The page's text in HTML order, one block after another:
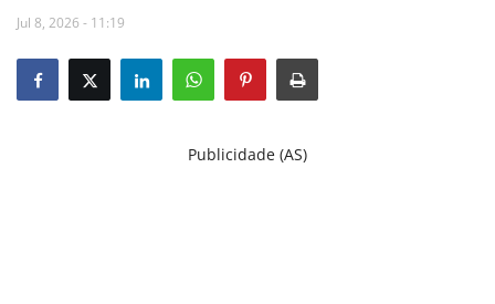
Direto da Fonte
Jul 8, 2026 - 11:19
Publicidade (AS)